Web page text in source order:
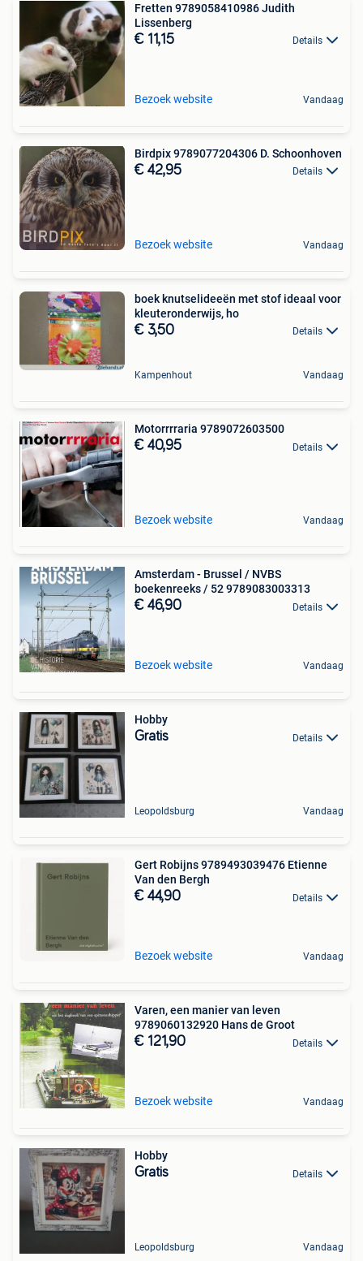
Fretten 9789058410986 Judith
Lissenberg
€ 11,15 Details
Bezoek website Vandaag
Birdpix 9789077204306 D. Schoonhoven
€ 42,95 Details
Bezoek website Vandaag
boek knutselideeën met stof ideaal voor
kleuteronderwijs, ho
€ 3,50 Details
Kampenhout Vandaag
Motorrrraria 9789072603500
€ 40,95 Details
Bezoek website Vandaag
Amsterdam - Brussel / NVBS
boekenreeks / 52 9789083003313
€ 46,90 Details
Bezoek website Vandaag
Hobby
Gratis Details
Leopoldsburg Vandaag
Gert Robijns 9789493039476 Etienne
Van den Bergh
€ 44,90 Details
Bezoek website Vandaag
Varen, een manier van leven
9789060132920 Hans de Groot
€ 121,90 Details
Bezoek website Vandaag
Hobby
Gratis Details
Leopoldsburg Vandaag